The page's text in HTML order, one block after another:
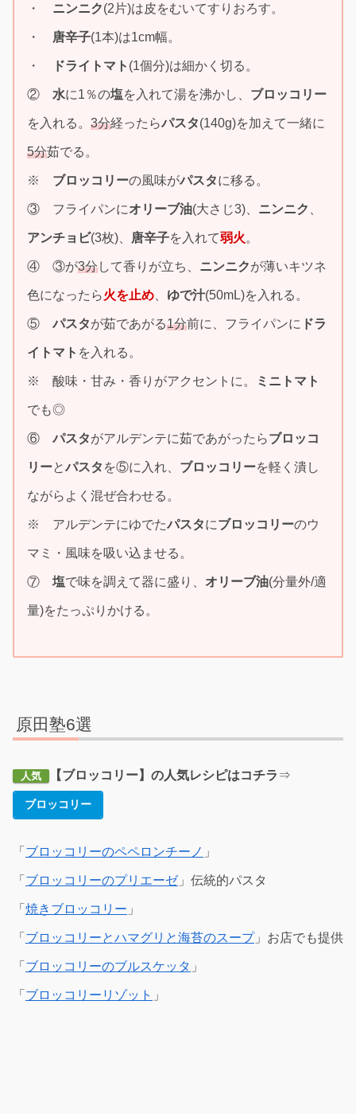
・ ニンニク(2片)は皮をむいてすりおろす。
・ 唐辛子(1本)は1cm幅。
・ ドライトマト (1個分)は細かく切る。
② 水に1％の塩を入れて湯を沸かし、 ブロッコリー
を入れる。 3分経ったらパスタ(140g)を加えて一緒に
5分茹でる。
※ ブロッコリーの風味がパスタに移る。
③ フライパンにオリーブ油(大さじ3)、 ニンニク
アンチョビ(3枚)、 唐辛子を入れて弱火。
④ ③が3分して香りが立ち、 ニンニクが薄いキツネ
色になったら火を止め ゆで汁(50mL)を入れる。
⑤ パスタが茹であがる1分前に、フライパンに ドラ
イトマト を入れる。
※ 酸味・甘み・香りがアクセントに。 ミニトマト
でも◎
⑥ パスタがアルデンテに茹であがったらブロッコ
リーとパスタ を⑤に入れ、 ブロッコリーを軽く潰し
ながらよく混ぜ合わせる。
※ アルデンテにゆでたパスタにブロッコリーのウ
マミ・風味を吸い込ませる。
⑦ 塩で味を調えて器に盛り、 オリーブ油(分量外/適
量)をたっぷりかける。
原田塾6選
人気 【ブロッコリー】の人気レシピはコチラ ⇒
ブロッコリー
「 ブロッコリーのペペロンチーノ 」
「 ブロッコリーのプリエーゼ」伝統的パスタ
「 焼きブロッコリー 」
「 ブロッコリーとハマグリと海苔のスープ」お店でも提供
「 ブロッコリーのブルスケッタ 」
「 ブロッコリーリゾット 」